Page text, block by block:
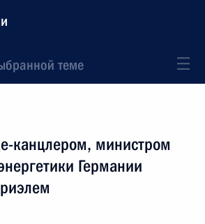
теме
канцлером, министром
Германии